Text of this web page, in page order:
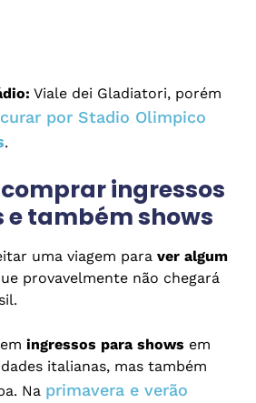
Viale dei Gladiatori, porém
por Stadio Olimpico
.
ingressos
e também shows
uma viagem para ver algum
provavelmente não chegará
ingressos para shows em
italianas, mas também
Na primavera e verão